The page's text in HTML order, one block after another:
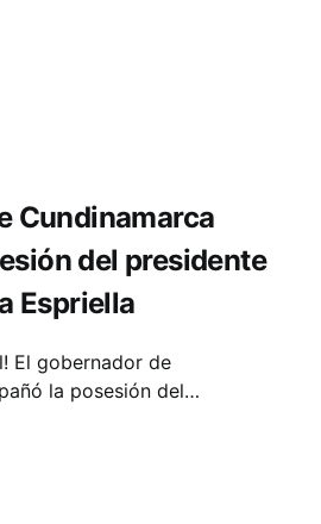
Cundinamarca
del presidente
Espriella
El gobernador de
la posesión del…